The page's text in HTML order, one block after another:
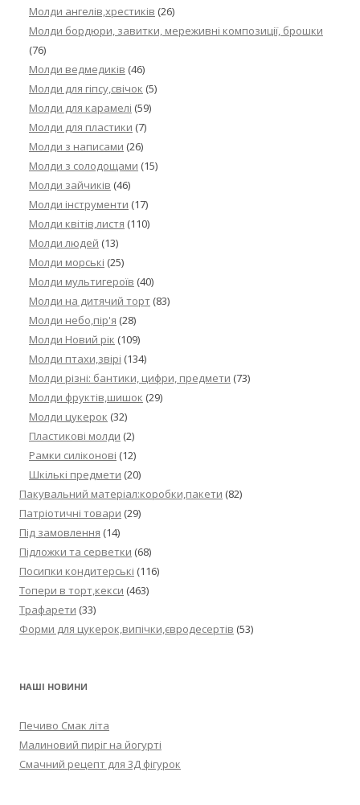
Молди ангелів,хрестиків (26)
Молди бордюри, завитки, мереживні композиції, брошки
(76)
Молди ведмедиків (46)
Молди для гіпсу,свічок (5)
Молди для карамелі (59)
Молди для пластики (7)
Молди з написами (26)
Молди з солодощами (15)
Молди зайчиків (46)
Молди інструменти (17)
Молди квітів,листя (110)
Молди людей (13)
Молди морські (25)
Молди мультигероїв (40)
Молди на дитячий торт (83)
Молди небо,пір'я (28)
Молди Новий рік (109)
Молди птахи,звірі (134)
Молди різні: бантики, цифри, предмети (73)
Молди фруктів,шишок (29)
Молди цукерок (32)
Пластикові молди (2)
Рамки силіконові (12)
Шкількі предмети (20)
Пакувальний матеріал:коробки,пакети (82)
Патріотичні товари (29)
Під замовлення (14)
Підложки та серветки (68)
Посипки кондитерські (116)
Топери в торт,кекси (463)
Трафарети (33)
Форми для цукерок,випічки,євродесертів (53)
НАШІ НОВИНИ
Печиво Смак літа
Малиновий пиріг на йогурті
Смачний рецепт для 3Д фігурок